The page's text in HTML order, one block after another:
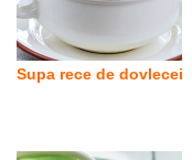
Supa rece de dovlecei